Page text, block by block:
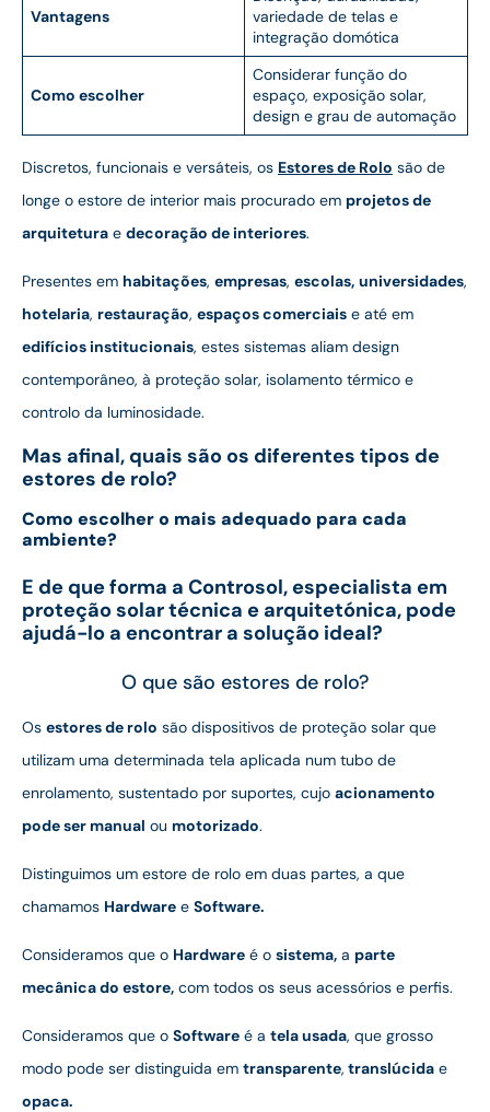
Vantagens
variedade de telas e
integração domótica
Como escolher
Considerar função do
espaço, exposição solar,
design e grau de automação
Discretos, funcionais e versáteis, os Estores de Rolo são de
longe o estore de interior mais procurado em projetos de
arquitetura e decoração de interiores.
Presentes em habitações, empresas, escolas, universidades,
hotelaria, restauração, espaços comerciais e até em
edifícios institucionais, estes sistemas aliam design
contemporâneo, à proteção solar, isolamento térmico e
controlo da luminosidade.
Mas afinal, quais são os diferentes tipos de
estores de rolo?
Como escolher o mais adequado para cada
ambiente?
E de que forma a Controsol, especialista em
proteção solar técnica e arquitetónica, pode
ajudá-lo a encontrar a solução ideal?
O que são estores de rolo?
Os estores de rolo são dispositivos de proteção solar que
utilizam uma determinada tela aplicada num tubo de
enrolamento, sustentado por suportes, cujo acionamento
pode ser manual ou motorizado.
Distinguimos um estore de rolo em duas partes, a que
chamamos Hardware e Software.
Consideramos que o Hardware é o sistema, a parte
mecânica do estore, com todos os seus acessórios e perfis.
Consideramos que o Software é a tela usada, que grosso
modo pode ser distinguida em transparente, translúcida e
opaca.